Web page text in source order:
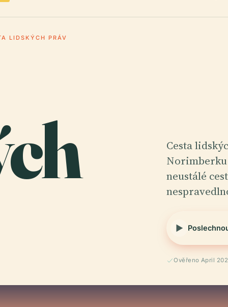
LIDSKÝCH PRÁV
Cesta
Norimberku
neustálé
Ověřeno April